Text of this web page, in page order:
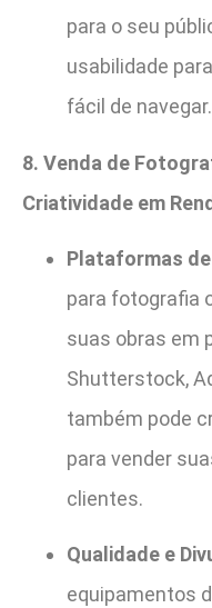
para o seu
usabilidade
fácil de navegar.
8. Venda de
Criatividade em
Plataformas
para fotografia
suas obras em
Shutterstock,
também pode
para vender
clientes.
Qualidade e
equipamentos